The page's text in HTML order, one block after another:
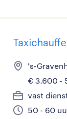
's-
€ 3.600 -
vast
50 - 60